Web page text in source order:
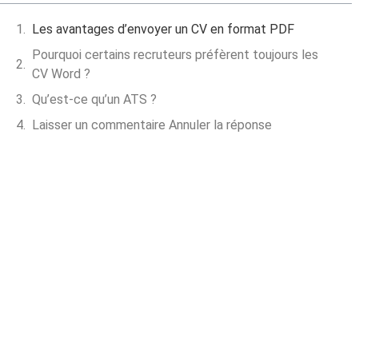
Les avantages d’envoyer un CV en format PDF
Pourquoi certains recruteurs préfèrent toujours les
CV Word ?
Qu’est-ce qu’un ATS ?
Laisser un commentaire Annuler la réponse